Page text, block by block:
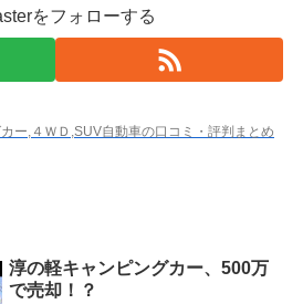
をフォローする
ー,４ＷＤ,SUV自動車の口コミ・評判まとめ
淳の軽キャンピングカー、500万
で売却！？